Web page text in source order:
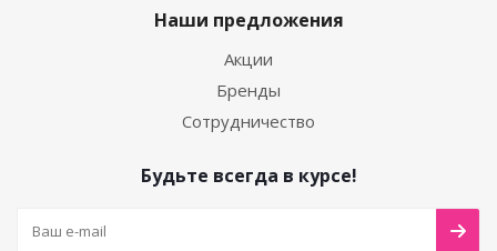
Наши предложения
Акции
Бренды
Сотрудничество
Будьте всегда в курсе!